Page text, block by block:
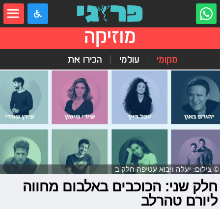
מוזיקה
מקומי עולמי הכירו את
© צילום: יעלה ויבוא עטיפה חלק ב
חלק שני: הכוכבים באלבום מחווה
ליורם טהרלב